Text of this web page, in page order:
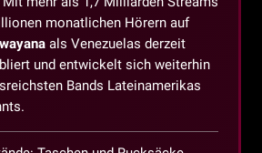
monatlichen Hörern auf
als Venezuelas derzeit
und entwickelt sich weiterhin
Bands Lateinamerikas